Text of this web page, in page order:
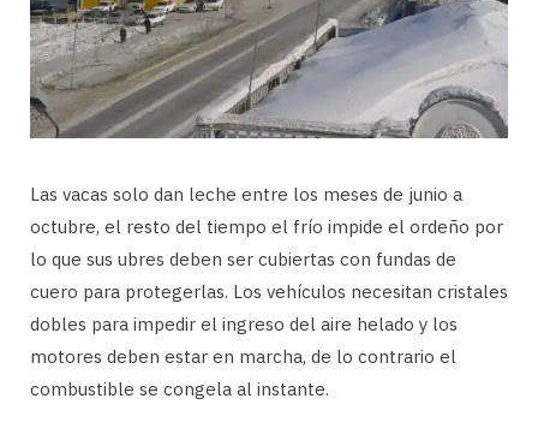
Las vacas solo dan leche entre los meses de junio a
octubre, el resto del tiempo el frío impide el ordeño por
lo que sus ubres deben ser cubiertas con fundas de
cuero para protegerlas. Los vehículos necesitan cristales
dobles para impedir el ingreso del aire helado y los
motores deben estar en marcha, de lo contrario el
combustible se congela al instante.